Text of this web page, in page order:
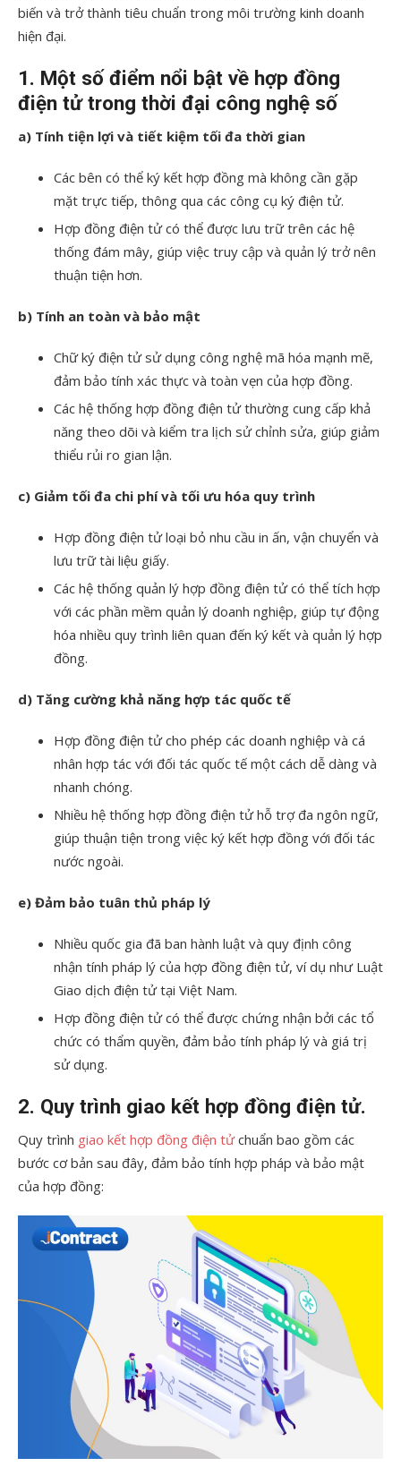
biến và trở thành tiêu chuẩn trong môi trường kinh doanh
hiện đại.
1. Một số điểm nổi bật về hợp đồng
điện tử trong thời đại công nghệ số
a) Tính tiện lợi và tiết kiệm tối đa thời gian
Các bên có thể ký kết hợp đồng mà không cần gặp
mặt trực tiếp, thông qua các công cụ ký điện tử.
Hợp đồng điện tử có thể được lưu trữ trên các hệ
thống đám mây, giúp việc truy cập và quản lý trở nên
thuận tiện hơn.
b) Tính an toàn và bảo mật
Chữ ký điện tử sử dụng công nghệ mã hóa mạnh mẽ,
đảm bảo tính xác thực và toàn vẹn của hợp đồng.
Các hệ thống hợp đồng điện tử thường cung cấp khả
năng theo dõi và kiểm tra lịch sử chỉnh sửa, giúp giảm
thiểu rủi ro gian lận.
c) Giảm tối đa chi phí và tối ưu hóa quy trình
Hợp đồng điện tử loại bỏ nhu cầu in ấn, vận chuyển và
lưu trữ tài liệu giấy.
Các hệ thống quản lý hợp đồng điện tử có thể tích hợp
với các phần mềm quản lý doanh nghiệp, giúp tự động
hóa nhiều quy trình liên quan đến ký kết và quản lý hợp
đồng.
d) Tăng cường khả năng hợp tác quốc tế
Hợp đồng điện tử cho phép các doanh nghiệp và cá
nhân hợp tác với đối tác quốc tế một cách dễ dàng và
nhanh chóng.
Nhiều hệ thống hợp đồng điện tử hỗ trợ đa ngôn ngữ,
giúp thuận tiện trong việc ký kết hợp đồng với đối tác
nước ngoài.
e) Đảm bảo tuân thủ pháp lý
Nhiều quốc gia đã ban hành luật và quy định công
nhận tính pháp lý của hợp đồng điện tử, ví dụ như Luật
Giao dịch điện tử tại Việt Nam.
Hợp đồng điện tử có thể được chứng nhận bởi các tổ
chức có thẩm quyền, đảm bảo tính pháp lý và giá trị
sử dụng.
2. Quy trình giao kết hợp đồng điện tử.
Quy trình giao kết hợp đồng điện tửchuẩn bao gồm các
bước cơ bản sau đây, đảm bảo tính hợp pháp và bảo mật
của hợp đồng: